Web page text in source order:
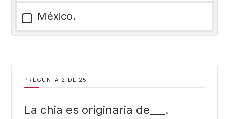
México.
PREGUNTA DE 25
La chia es originaria de___.